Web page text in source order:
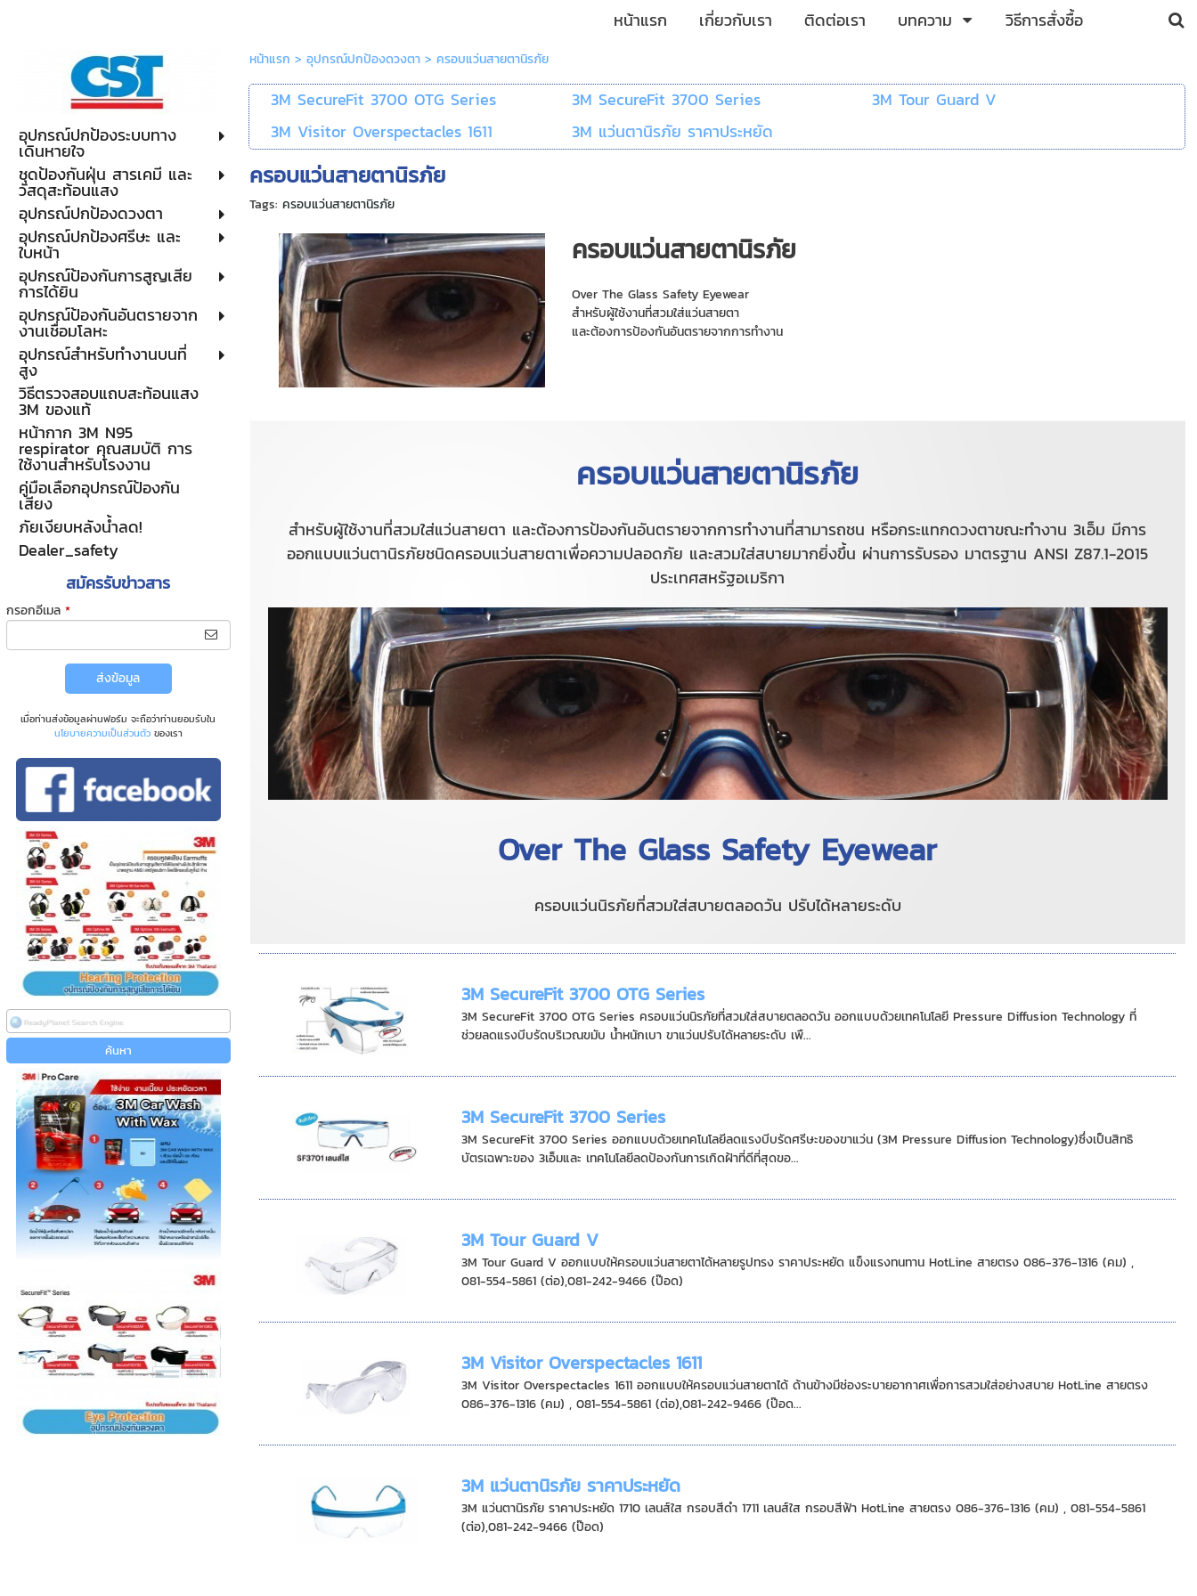
หน้าแรก เกี่ยวกับเรา ติดต่อเรา บทความ วิธีการสั่งซื้อ
อุปกรณ์ปกป้องระบบทาง
เดินหายใจ
ชุดป้องกันฝุ่น สารเคมี และ
วัสดุสะท้อนแสง
อุปกรณ์ปกป้องดวงตา
อุปกรณ์ปกป้องศรีษะ และ
ใบหน้า
อุปกรณ์ป้องกันการสูญเสีย
การได้ยิน
อุปกรณ์ป้องกันอันตรายจาก
งานเชื่อมโลหะ
อุปกรณ์สำหรับทำงานบนที่
สูง
วิธีตรวจสอบแถบสะท้อนแสง
3M ของแท้
หน้ากาก 3M N95
respirator คุณสมบัติ การ
ใช้งานสำหรับโรงงาน
คู่มือเลือกอุปกรณ์ป้องกัน
เสียง
ภัยเงียบหลังน้ำลด!
Dealer_safety
สมัครรับข่าวสาร
กรอกอีเมล *
ส่งข้อมูล
เมื่อท่านส่งข้อมูลผ่านฟอร์ม จะถือว่าท่านยอมรับใน
นโยบายความเป็นส่วนตัวของเรา
หน้าแรก > อุปกรณ์ปกป้องดวงตา> ครอบแว่นสายตานิรภัย
3M SecureFit 3700 OTG Series 3M SecureFit 3700 Series
3M Tour Guard V
3M Visitor Overspectacles 1611
3M แว่นตานิรภัย ราคาประหยัด
ครอบแว่นสายตานิรภัย
Tags:ครอบแว่นสายตานิรภัย
ครอบแว่นสายตานิรภัย
Over The Glass Safety Eyewear
สำหรับผู้ใช้งานที่สวมใส่แว่นสายตา
และต้องการป้องกันอันตรายจากการทำงาน
ครอบแว่นสายตานิรภัย
สำหรับผู้ใช้งานที่สวมใส่แว่นสายตา และต้องการป้องกันอันตรายจากการทำงานที่สามารถชน หรือกระแทกดวงตาขณะทำงาน 3เอ็ม มีการ
ออกแบบแว่นตานิรภัยชนิดครอบแว่นสายตาเพื่อความปลอดภัย และสวมใส่สบายมากยิ่งขึ้น ผ่านการรับรอง มาตรฐาน ANSI Z87.1-2015
ประเทศสหรัฐอเมริกา
Over The Glass Safety Eyewear
ครอบแว่นนิรภัยที่สวมใส่สบายตลอดวัน ปรับได้หลายระดับ
3M SecureFit 3700 OTG Series
3M SecureFit 3700 OTG Series ครอบแว่นนิรภัยที่สวมใส่สบายตลอดวัน ออกแบบด้วยเทคโนโลยี Pressure Diffusion Technology ที่
ช่วยลดแรงบีบรัดบริเวณขมับ น้ำหนักเบา ขาแว่นปรับได้หลายระดับ เพื...
3M SecureFit 3700 Series
3M SecureFit 3700 Series ออกแบบด้วยเทคโนโลยีลดแรงบีบรัดศรีษะของขาแว่น (3M Pressure Diffusion Technology)ซึ่งเป็นสิทธิ
บัตรเฉพาะของ 3เอ็มและ เทคโนโลยีลดป้องกันการเกิดฝ้าที่ดีที่สุดขอ...
3M Tour Guard V
3M Tour Guard V ออกแบบให้ครอบแว่นสายตาได้หลายรูปทรง ราคาประหยัด แข็งแรงทนทาน HotLine สายตรง 086-376-1316 (คม) ,
081-554-5861 (ต่อ),081-242-9466 (ป๊อด)
3M Visitor Overspectacles 1611
3M Visitor Overspectacles 1611 ออกแบบให้ครอบแว่นสายตาได้ ด้านข้างมีช่องระบายอากาศเพื่อการสวมใส่อย่างสบาย HotLine สายตรง
086-376-1316 (คม) , 081-554-5861 (ต่อ),081-242-9466 (ป๊อด...
3M แว่นตานิรภัย ราคาประหยัด
3M แว่นตานิรภัย ราคาประหยัด 1710 เลนส์ใส กรอบสีดำ 1711 เลนส์ใส กรอบสีฟ้า HotLine สายตรง 086-376-1316 (คม) , 081-554-5861
(ต่อ),081-242-9466 (ป๊อด)